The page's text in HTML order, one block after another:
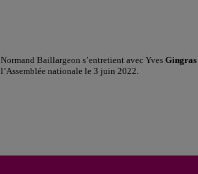
Normand Baillargeon s’entretient avec YvesGingras
l’Assemblée nationale le 3 juin 2022.